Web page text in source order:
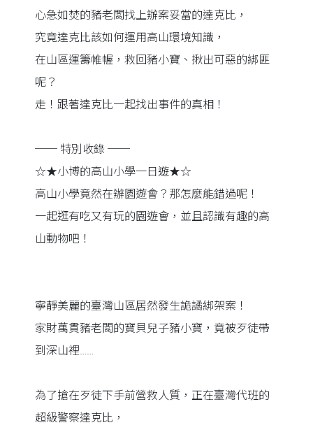
心急如焚的豬老闆找上辦案妥當的達克比，
究竟達克比該如何運用高山環境知識，
在山區運籌帷幄，救回豬小寶、揪出可惡的綁匪
呢？
走！跟著達克比一起找出事件的真相！
── 特別收錄 ──
☆★小博的高山小學一日遊★☆
高山小學竟然在辦園遊會？那怎麼能錯過呢！
一起逛有吃又有玩的園遊會，並且認識有趣的高
山動物吧！
寧靜美麗的臺灣山區居然發生詭譎綁架案！
家財萬貫豬老闆的寶貝兒子豬小寶，竟被歹徒帶
到深山裡……
為了搶在歹徒下手前營救人質，正在臺灣代班的
超級警察達克比，